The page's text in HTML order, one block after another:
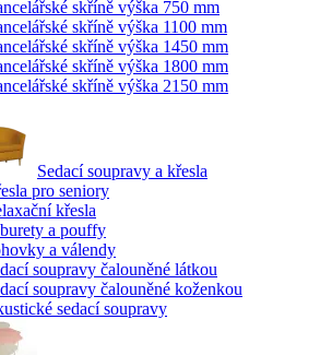
skříně výška 750 mm
skříně výška 1100 mm
skříně výška 1450 mm
skříně výška 1800 mm
skříně výška 2150 mm
Sedací soupravy a křesla
pro seniory
křesla
a pouffy
a válendy
soupravy čalouněné látkou
soupravy čalouněné koženkou
sedací soupravy